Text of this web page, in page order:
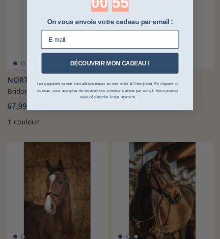
NORTON
Bridon Norton Hunter comfy
67,99 €
1 couleur
On vous envoie votre cadeau par email :
DÉCOUVRIR MON CADEAU !
Les gagnants seront tirés aléatoirement au sort suite à l’inscription. En cliquant ci-
dessus, vous acceptez de recevoir nos communications par e-mail. Vous pourrez
vous désinscrire à tout moment.